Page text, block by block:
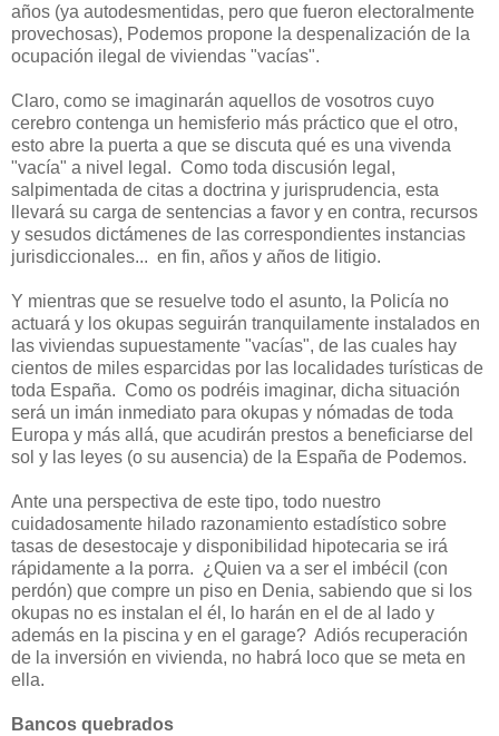
años (ya autodesmentidas, pero que fueron electoralmente
provechosas), Podemos propone la despenalización de la
ocupación ilegal de viviendas "vacías".
Claro, como se imaginarán aquellos de vosotros cuyo
cerebro contenga un hemisferio más práctico que el otro,
esto abre la puerta a que se discuta qué es una vivenda
"vacía" a nivel legal. Como toda discusión legal,
salpimentada de citas a doctrina y jurisprudencia, esta
llevará su carga de sentencias a favor y en contra, recursos
y sesudos dictámenes de las correspondientes instancias
jurisdiccionales... en fin, años y años de litigio.
Y mientras que se resuelve todo el asunto, la Policía no
actuará y los okupas seguirán tranquilamente instalados en
las viviendas supuestamente "vacías", de las cuales hay
cientos de miles esparcidas por las localidades turísticas de
toda España. Como os podréis imaginar, dicha situación
será un imán inmediato para okupas y nómadas de toda
Europa y más allá, que acudirán prestos a beneficiarse del
sol y las leyes (o su ausencia) de la España de Podemos.
Ante una perspectiva de este tipo, todo nuestro
cuidadosamente hilado razonamiento estadístico sobre
tasas de desestocaje y disponibilidad hipotecaria se irá
rápidamente a la porra. ¿Quien va a ser el imbécil (con
perdón) que compre un piso en Denia, sabiendo que si los
okupas no es instalan el él, lo harán en el de al lado y
además en la piscina y en el garage? Adiós recuperación
de la inversión en vivienda, no habrá loco que se meta en
ella.
Bancos quebrados